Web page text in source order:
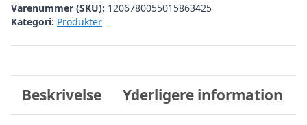
Varenummer (SKU): 1206780055015863425
Kategori: Produkter
Beskrivelse Yderligere information